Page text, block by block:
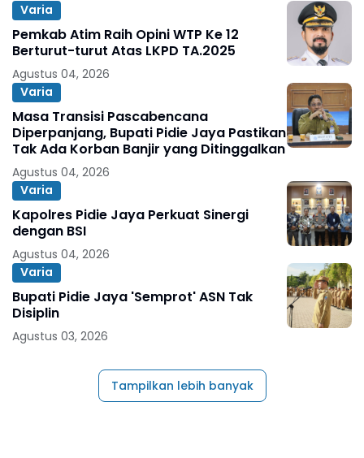
Varia
Pemkab Atim Raih Opini WTP Ke 12
Berturut-turut Atas LKPD TA.2025
Agustus 04, 2026
Varia
Masa Transisi Pascabencana
Diperpanjang, Bupati Pidie Jaya Pastikan
Tak Ada Korban Banjir yang Ditinggalkan
Agustus 04, 2026
Varia
Kapolres Pidie Jaya Perkuat Sinergi
dengan BSI
Agustus 04, 2026
Varia
Bupati Pidie Jaya 'Semprot' ASN Tak
Disiplin
Agustus 03, 2026
Tampilkan lebih banyak